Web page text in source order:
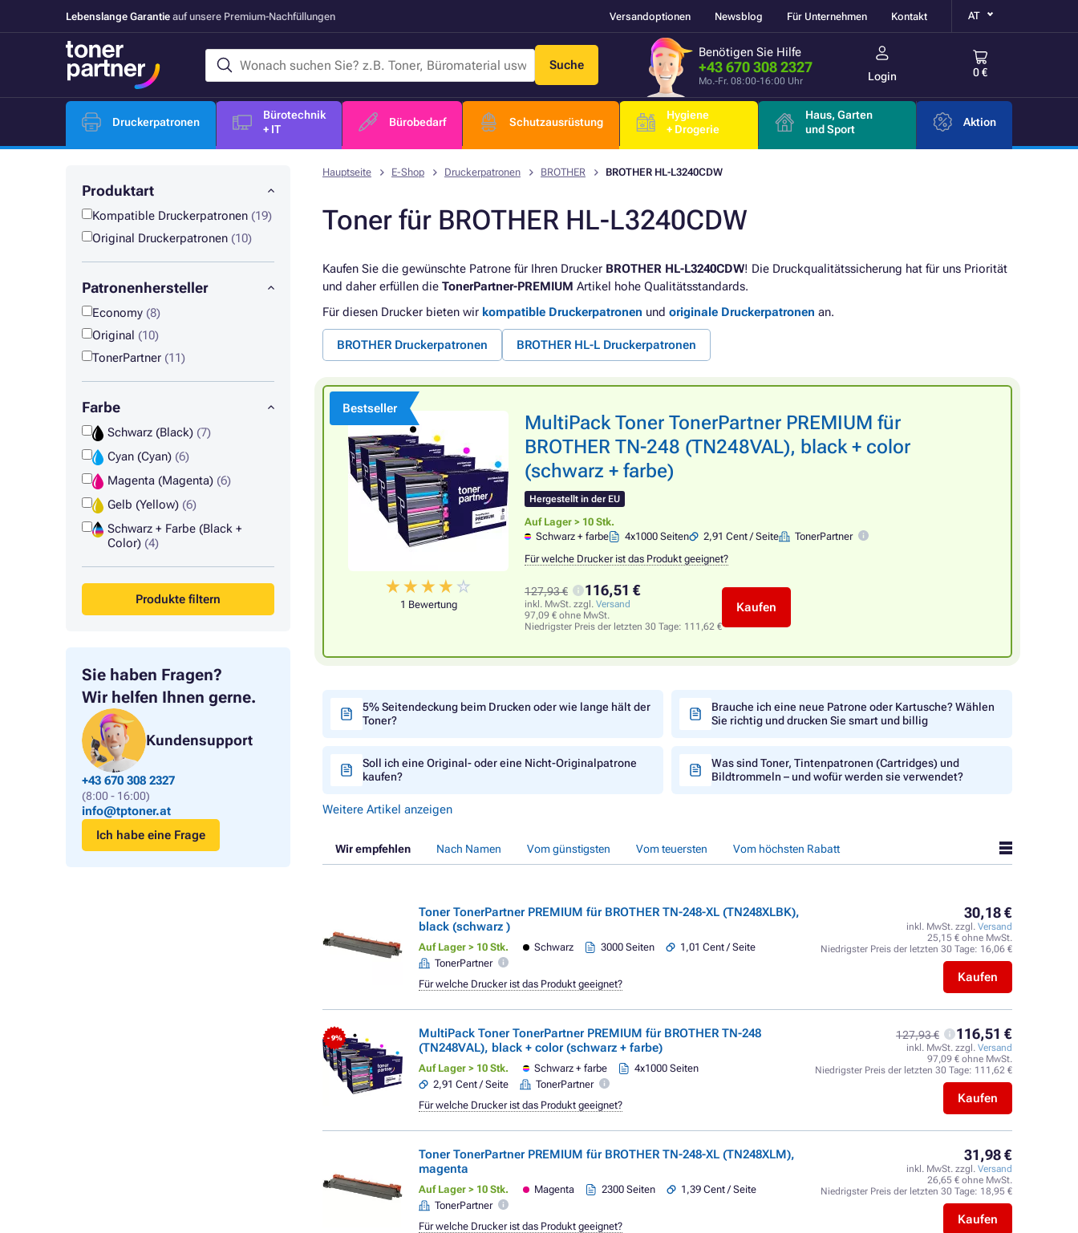
Lebenslange Garantie auf unsere Premium-Nachfüllungen Versandoptionen Newsblog Für Unternehmen Kontakt AT
Suche
Benötigen Sie Hilfe
+43 670 308 2327
Mo.-Fr. 08:00-16:00 Uhr Login 0 €
Druckerpatronen
Bürotechnik
+ IT
Bürobedarf Schutzausrüstung
Hygiene
+ Drogerie
Haus, Garten
und Sport
Aktion
Produktart
Kompatible Druckerpatronen (19)
Original Druckerpatronen (10)
Patronenhersteller
Economy (8)
Original (10)
TonerPartner (11)
Farbe
Schwarz (Black) (7)
Cyan (Cyan) (6)
Magenta (Magenta) (6)
Gelb (Yellow) (6)
Schwarz + Farbe (Black +
Color) (4)
Produkte filtern
Sie haben Fragen?
Wir helfen Ihnen gerne.
Kundensupport
+43 670 308 2327
(8:00 - 16:00)
info@tptoner.at
Ich habe eine Frage
Hauptseite E-Shop Druckerpatronen BROTHER BROTHER HL-L3240CDW
Toner für BROTHER HL-L3240CDW
Kaufen Sie die gewünschte Patrone für Ihren Drucker BROTHER HL-L3240CDW! Die Druckqualitätssicherung hat für uns Priorität
und daher erfüllen die TonerPartner-PREMIUM Artikel hohe Qualitätsstandards.
Für diesen Drucker bieten wir kompatible Druckerpatronen und originale Druckerpatronen an.
BROTHER Druckerpatronen BROTHER HL-L Druckerpatronen
Bestseller
1 Bewertung
MultiPack Toner TonerPartner PREMIUM für
BROTHER TN-248 (TN248VAL), black + color
(schwarz + farbe)
Hergestellt in der EU
Auf Lager > 10 Stk.
Schwarz + farbe
4x1000 Seiten 2,91 Cent / Seite
TonerPartner
Für welche Drucker ist das Produkt geeignet?
127,93 € 116,51 €
inkl. MwSt. zzgl. Versand
97,09 € ohne MwSt.
Niedrigster Preis der letzten 30 Tage: 111,62 €
Kaufen
5% Seitendeckung beim Drucken oder wie lange hält der
Toner?
Brauche ich eine neue Patrone oder Kartusche? Wählen
Sie richtig und drucken Sie smart und billig
Soll ich eine Original- oder eine Nicht-Originalpatrone
kaufen?
Was sind Toner, Tintenpatronen (Cartridges) und
Bildtrommeln – und wofür werden sie verwendet?
Weitere Artikel anzeigen
Wir empfehlen Nach Namen Vom günstigsten Vom teuersten Vom höchsten Rabatt
Toner TonerPartner PREMIUM für BROTHER TN-248-XL (TN248XLBK),
black (schwarz )
Auf Lager > 10 Stk. Schwarz 3000 Seiten
1,01 Cent / Seite
TonerPartner
30,18 €
inkl. MwSt. zzgl. Versand
25,15 € ohne MwSt.
Niedrigster Preis der letzten 30 Tage: 16,06 €
Kaufen
Für welche Drucker ist das Produkt geeignet?
- 9%
MultiPack Toner TonerPartner PREMIUM für BROTHER TN-248
(TN248VAL), black + color (schwarz + farbe)
Auf Lager > 10 Stk. Schwarz + farbe
4x1000 Seiten
2,91 Cent / Seite
TonerPartner
127,93 € 116,51 €
inkl. MwSt. zzgl. Versand
97,09 € ohne MwSt.
Niedrigster Preis der letzten 30 Tage: 111,62 €
Kaufen
Für welche Drucker ist das Produkt geeignet?
Toner TonerPartner PREMIUM für BROTHER TN-248-XL (TN248XLM),
magenta
Auf Lager > 10 Stk. Magenta 2300 Seiten
1,39 Cent / Seite
TonerPartner
31,98 €
inkl. MwSt. zzgl. Versand
26,65 € ohne MwSt.
Niedrigster Preis der letzten 30 Tage: 18,95 €
Kaufen
Für welche Drucker ist das Produkt geeignet?